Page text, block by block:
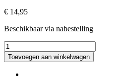
€ 14,95
Beschikbaar via nabestelling
EXPLOR
West
halsband
nylon
Toevoegen aan winkelwagen